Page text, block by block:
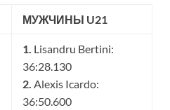
МУЖЧИНЫ U21
1. Lisandru Bertini:
36:28.130
2. Alexis Icardo:
36:50.600